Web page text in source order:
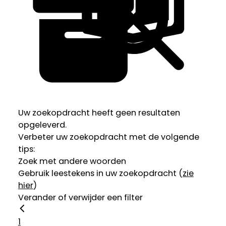
Uw zoekopdracht heeft geen resultaten
opgeleverd.
Verbeter uw zoekopdracht met de volgende
tips:
Zoek met andere woorden
Gebruik leestekens in uw zoekopdracht (zie
hier)
Verander of verwijder een filter
1